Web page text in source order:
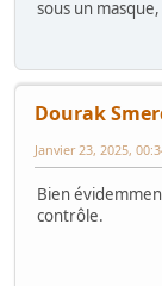
sous un
Dourak
Janvier 23, 2025,
Bien
contrôle.